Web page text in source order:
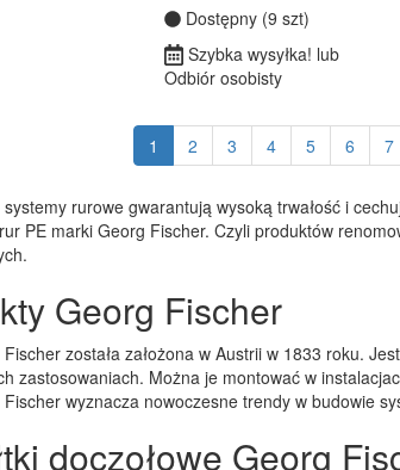
Dostępny (9 szt)
Szybka wysyłka! lub
Odbiór osobisty
1 2 3 4 5 6 7
rurowe gwarantują wysoką trwałość i
PE marki Georg Fischer. Czyli produktów
Georg Fischer
została założona w Austrii w 1833 roku.
zastosowaniach. Można je montować w
wyznacza nowoczesne trendy w budowie
doczołowe Georg